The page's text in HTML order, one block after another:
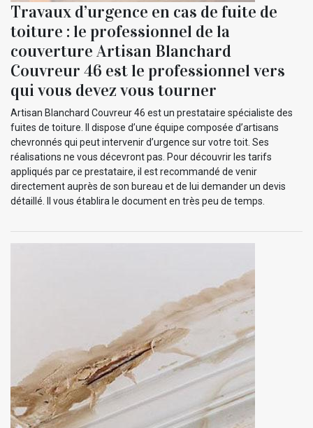
Travaux d’urgence en cas de fuite de
toiture : le professionnel de la
couverture Artisan Blanchard
Couvreur 46 est le professionnel vers
qui vous devez vous tourner
Artisan Blanchard Couvreur 46 est un prestataire spécialiste des
fuites de toiture. Il dispose d’une équipe composée d’artisans
chevronnés qui peut intervenir d’urgence sur votre toit. Ses
réalisations ne vous décevront pas. Pour découvrir les tarifs
appliqués par ce prestataire, il est recommandé de venir
directement auprès de son bureau et de lui demander un devis
détaillé. Il vous établira le document en très peu de temps.